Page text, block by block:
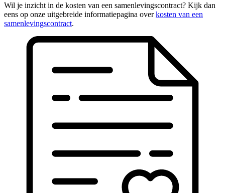
Wil je inzicht in de kosten van een samenlevingscontract? Kijk dan
eens op onze uitgebreide informatiepagina overkosten van een
samenlevingscontract.